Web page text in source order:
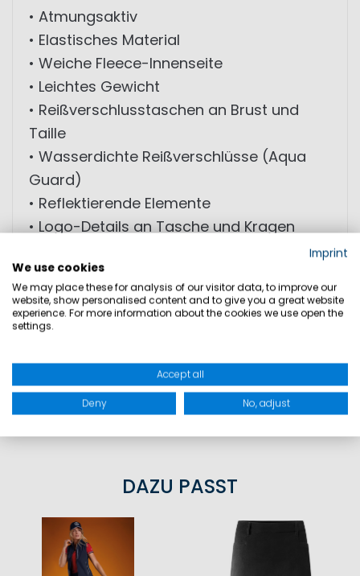
• Atmungsaktiv
• Elastisches Material
• Weiche Fleece-Innenseite
• Leichtes Gewicht
• Reißverschlusstaschen an Brust und
Taille
• Wasserdichte Reißverschlüsse (Aqua
Guard)
• Reflektierende Elemente
• Logo-Details an Tasche und Kragen
MATERIAL: 90% Polyester (recycelt); 10%
Elasthan
PRODUKTSICHERHEIT
DAZU PASST
Imprint
We use cookies
We may place these for analysis of our visitor data, to improve our
website, show personalised content and to give you a great website
experience. For more information about the cookies we use open the
settings.
Accept all
Deny No, adjust